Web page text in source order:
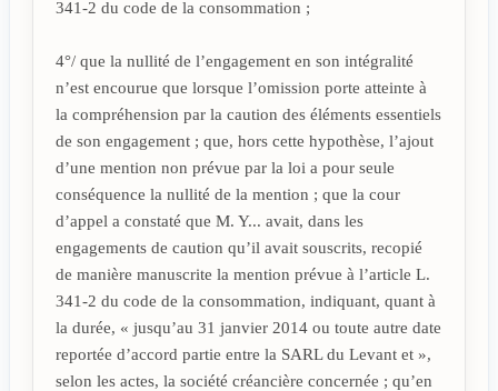
341-2 du code de la consommation ;
4°/ que la nullité de l’engagement en son intégralité
n’est encourue que lorsque l’omission porte atteinte à
la compréhension par la caution des éléments essentiels
de son engagement ; que, hors cette hypothèse, l’ajout
d’une mention non prévue par la loi a pour seule
conséquence la nullité de la mention ; que la cour
d’appel a constaté que M. Y... avait, dans les
engagements de caution qu’il avait souscrits, recopié
de manière manuscrite la mention prévue à l’article L.
341-2 du code de la consommation, indiquant, quant à
la durée, « jusqu’au 31 janvier 2014 ou toute autre date
reportée d’accord partie entre la SARL du Levant et »,
selon les actes, la société créancière concernée ; qu’en